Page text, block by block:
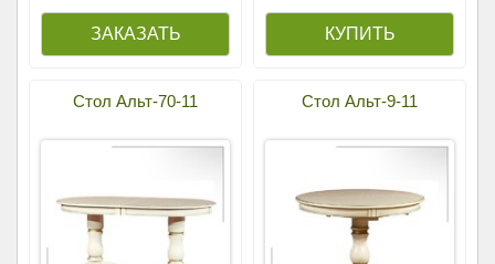
Стол Альт-70-11 Стол Альт-9-11